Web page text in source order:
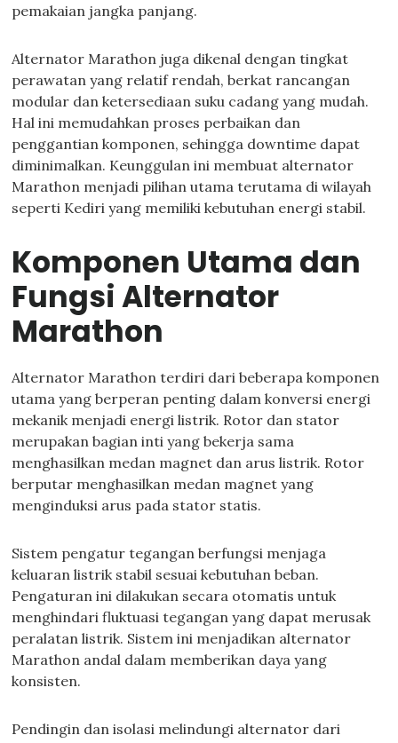
pemakaian jangka panjang.
Alternator Marathon juga dikenal dengan tingkat
perawatan yang relatif rendah, berkat rancangan
modular dan ketersediaan suku cadang yang mudah.
Hal ini memudahkan proses perbaikan dan
penggantian komponen, sehingga downtime dapat
diminimalkan. Keunggulan ini membuat alternator
Marathon menjadi pilihan utama terutama di wilayah
seperti Kediri yang memiliki kebutuhan energi stabil.
Komponen Utama dan
Fungsi Alternator
Marathon
Alternator Marathon terdiri dari beberapa komponen
utama yang berperan penting dalam konversi energi
mekanik menjadi energi listrik. Rotor dan stator
merupakan bagian inti yang bekerja sama
menghasilkan medan magnet dan arus listrik. Rotor
berputar menghasilkan medan magnet yang
menginduksi arus pada stator statis.
Sistem pengatur tegangan berfungsi menjaga
keluaran listrik stabil sesuai kebutuhan beban.
Pengaturan ini dilakukan secara otomatis untuk
menghindari fluktuasi tegangan yang dapat merusak
peralatan listrik. Sistem ini menjadikan alternator
Marathon andal dalam memberikan daya yang
konsisten.
Pendingin dan isolasi melindungi alternator dari